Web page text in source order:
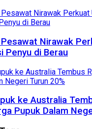
Nirawak
Penyu di Berau
ke Australia
Pupuk Dalam